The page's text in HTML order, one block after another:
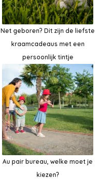
Net geboren? Dit zijn de liefste
kraamcadeaus met een
persoonlijk tintje
Au pair bureau, welke moet je
kiezen?